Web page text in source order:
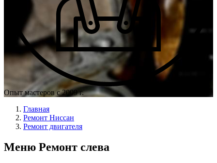
Опыт мастеров с 2009 г.
Главная
Ремонт Ниссан
Ремонт двигателя
Меню Ремонт слева